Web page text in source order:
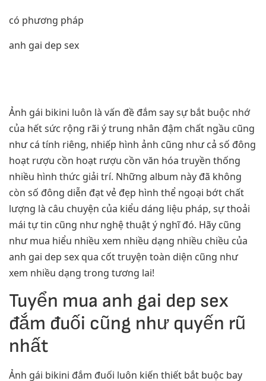
có phương pháp
anh gai dep sex
Ảnh gái bikini luôn là vấn đề đắm say sự bắt buộc nhớ
của hết sức rộng rãi ý trung nhân đậm chất ngầu cũng
như cá tính riêng, nhiếp hình ảnh cũng như cả số đông
hoạt rượu cồn hoạt rượu cồn văn hóa truyền thống
nhiều hình thức giải trí. Những album này đã không
còn số đông diễn đạt vẻ đẹp hình thể ngoại bớt chất
lượng là câu chuyện của kiểu dáng liệu pháp, sự thoải
mái tự tin cũng như nghệ thuật ý nghĩ đó. Hãy cũng
như mua hiểu nhiều xem nhiều dạng nhiều chiều của
anh gai dep sex qua cốt truyện toàn diện cũng như
xem nhiều dạng trong tương lai!
Tuyển mua anh gai dep sex
đắm đuối cũng như quyến rũ
nhất
Ảnh gái bikini đắm đuối luôn kiến thiết bắt buộc bay